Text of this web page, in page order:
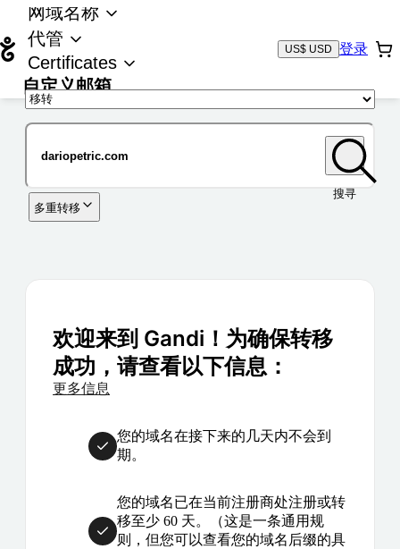
网域名称
代管
Certificates
自定义邮箱
US$ USD 登录
搜寻
多重转移
欢迎来到 Gandi！为确保转移
成功，请查看以下信息：
更多信息
您的域名在接下来的几天内不会到
期。
您的域名已在当前注册商处注册或转
移至少 60 天。（这是一条通用规
则，但您可以查看您的域名后缀的具